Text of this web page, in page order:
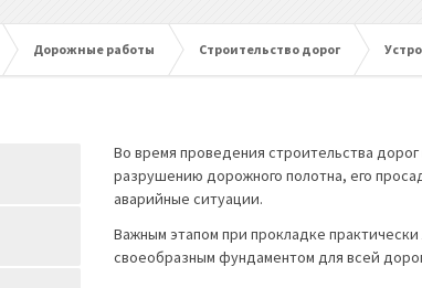
Дорожные работы Строительство дорог
Во время проведения строительства
разрушению дорожного полотна, его
аварийные ситуации.
Важным этапом при прокладке
своеобразным фундаментом для всей